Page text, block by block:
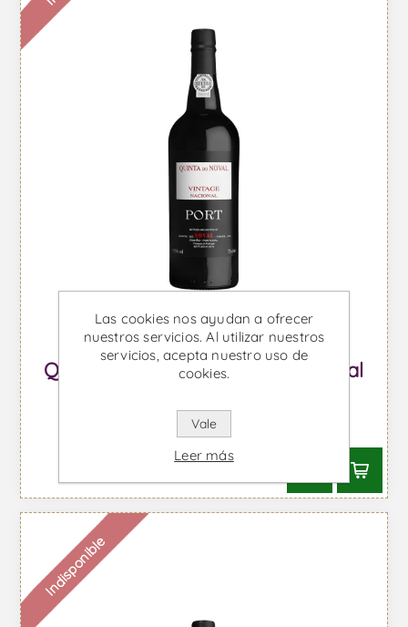
Quinta do Noval Vintage Nacional
Desde €1777,55 IVA incl.
Indisponible
Las cookies nos ayudan a ofrecer
nuestros servicios. Al utilizar nuestros
servicios, acepta nuestro uso de
cookies.
Vale
Leer más